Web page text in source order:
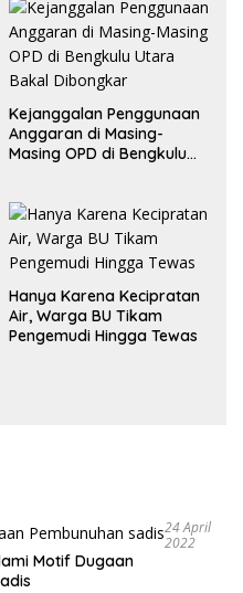
Kejanggalan Penggunaan
Anggaran di Masing-
Masing OPD di Bengkulu
Hanya Karena Kecipratan
Air, Warga BU Tikam
Pengemudi Hingga Tewas
24 April
2022
Motif Dugaan